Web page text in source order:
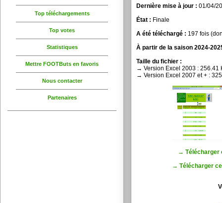
Top téléchargements
Top votes
Statistiques
Mettre FOOTButs en favoris
Nous contacter
Partenaires
Dernière mise à jour : 01/04/
État : Finale
A été téléchargé : 197 fois
À partir de la saison 2024-
Taille du fichier :
→ Version Excel 2003 : 256.41
→ Version Excel 2007 et + :
→ Télécharger
→ Télécharger